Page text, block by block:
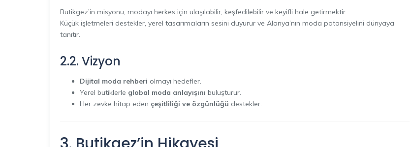
Butikgez’in misyonu, modayı herkes için ulaşılabilir, keşfedilebilir ve keyifli hale getirmektir.
Küçük işletmeleri destekler, yerel tasarımcıların sesini duyurur ve Alanya’nın moda potansiyelini dünyaya
tanıtır.
2.2. Vizyon
Dijital moda rehberi olmayı hedefler.
Yerel butiklerle global moda anlayışını buluşturur.
Her zevke hitap eden çeşitliliği ve özgünlüğü destekler.